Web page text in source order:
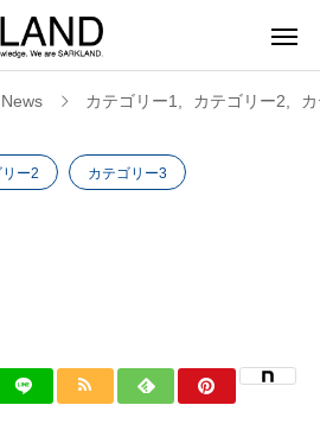
カテゴリー1 カテゴリー2
ー2 カテゴリー3